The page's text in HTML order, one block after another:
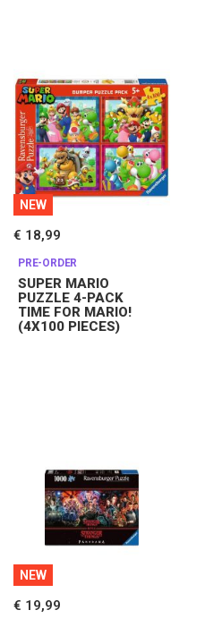
NEW
SUPER MARIO
PUZZLE 4-PACK
TIME FOR MARIO!
(4X100 PIECES)
€ 18,99
PRE-ORDER
NEW
€ 19,99